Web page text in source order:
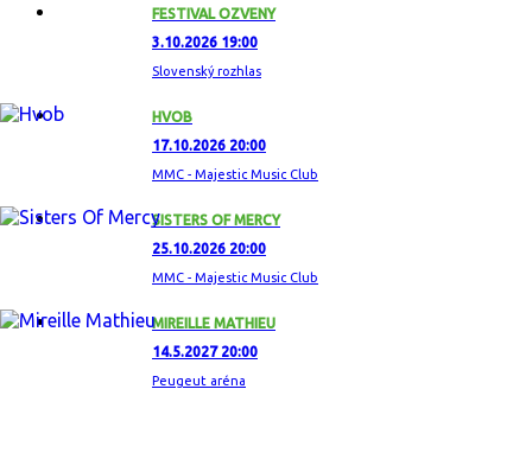
FESTIVAL OZVENY
3.10.2026 19:00
Slovenský rozhlas
HVOB
17.10.2026 20:00
MMC - Majestic Music Club
SISTERS OF MERCY
25.10.2026 20:00
MMC - Majestic Music Club
MIREILLE MATHIEU
14.5.2027 20:00
Peugeut aréna